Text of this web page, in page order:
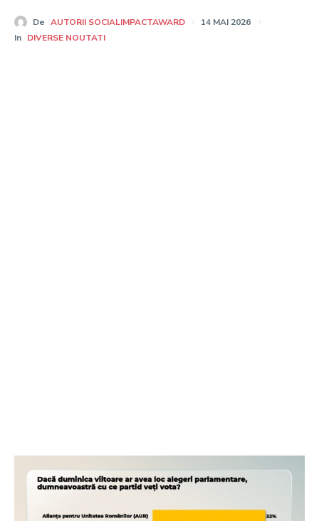
De AUTORII SOCIALIMPACTAWARD
14 MAI 2026
In DIVERSE NOUTATI